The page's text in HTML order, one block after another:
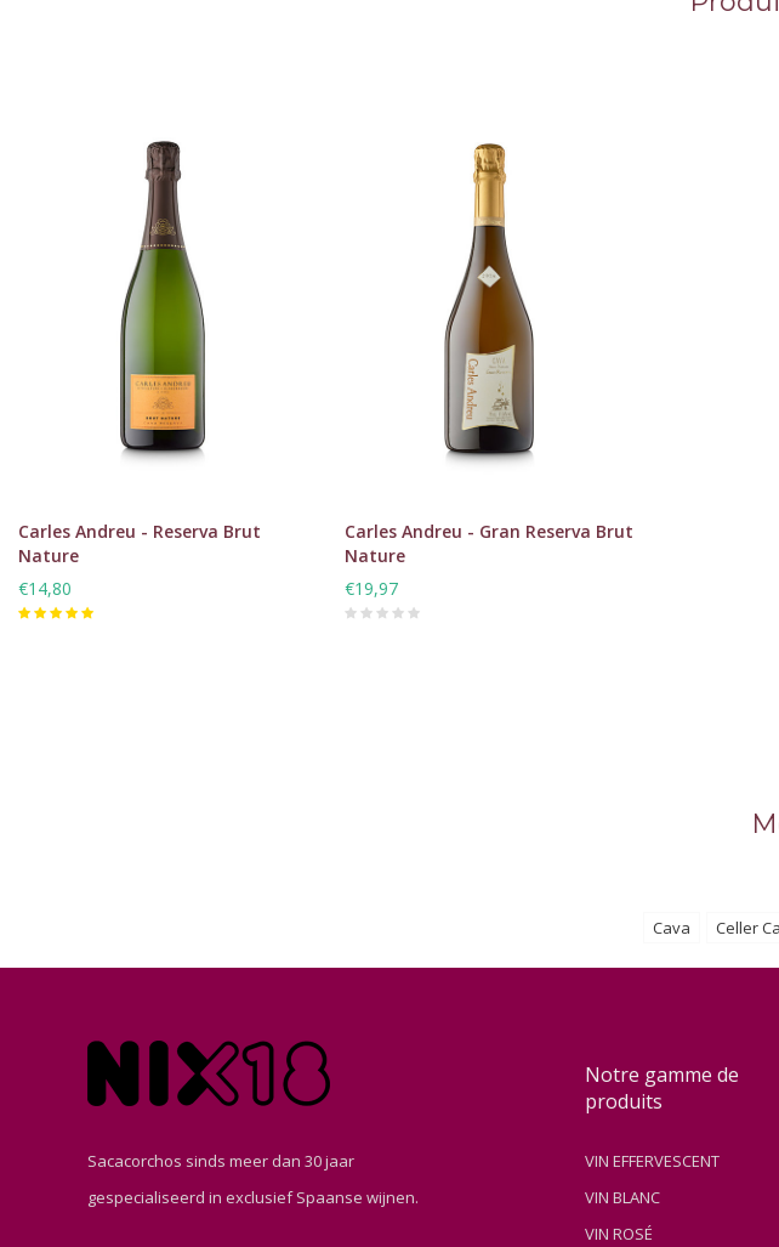
Carles Andreu - Reserva Brut
Nature
€14,80
Carles Andreu - Gran Reserva Brut
Nature
€19,97
Cava Celler
Sacacorchos sinds meer dan 30 jaar
gespecialiseerd in exclusief Spaanse wijnen.
Notre gamme de
produits
VIN EFFERVESCENT
VIN BLANC
VIN ROSÉ